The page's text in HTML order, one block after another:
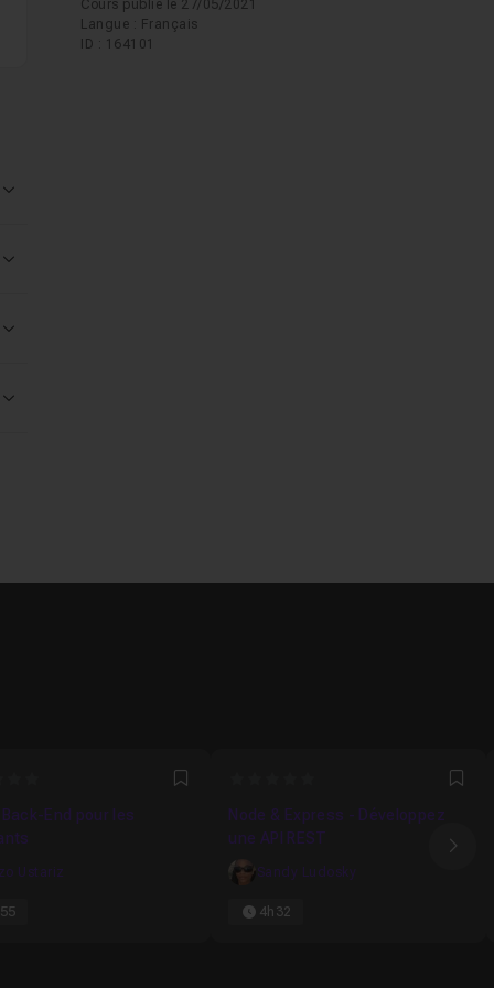
Cours publié le 27/05/2021
Langue : Français
ID : 164101
Favori
End pour les
Ustariz
Node & Express - Développez
une API REST
Sandy Ludosky
4h32